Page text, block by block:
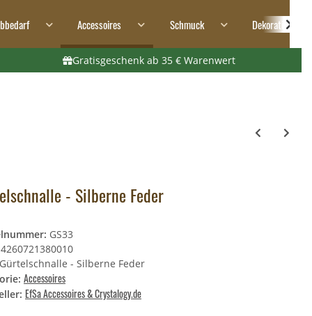
Accessoires Schmuck Dekoration
Gratisgeschenk ab 35 € Warenwert
- Silberne Feder
GS33
4260721380010
Gürtelschnalle - Silberne Feder
Accessoires
EfSa Accessoires & Crystalogy.de